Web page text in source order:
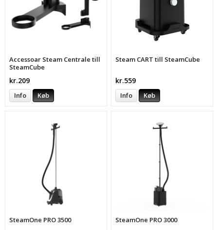
Accessoar Steam Centrale till
SteamCube
kr.209
Info Køb
Steam CART till SteamCube
kr.559
Info Køb
SteamOne PRO 3500 SteamOne PRO 3000